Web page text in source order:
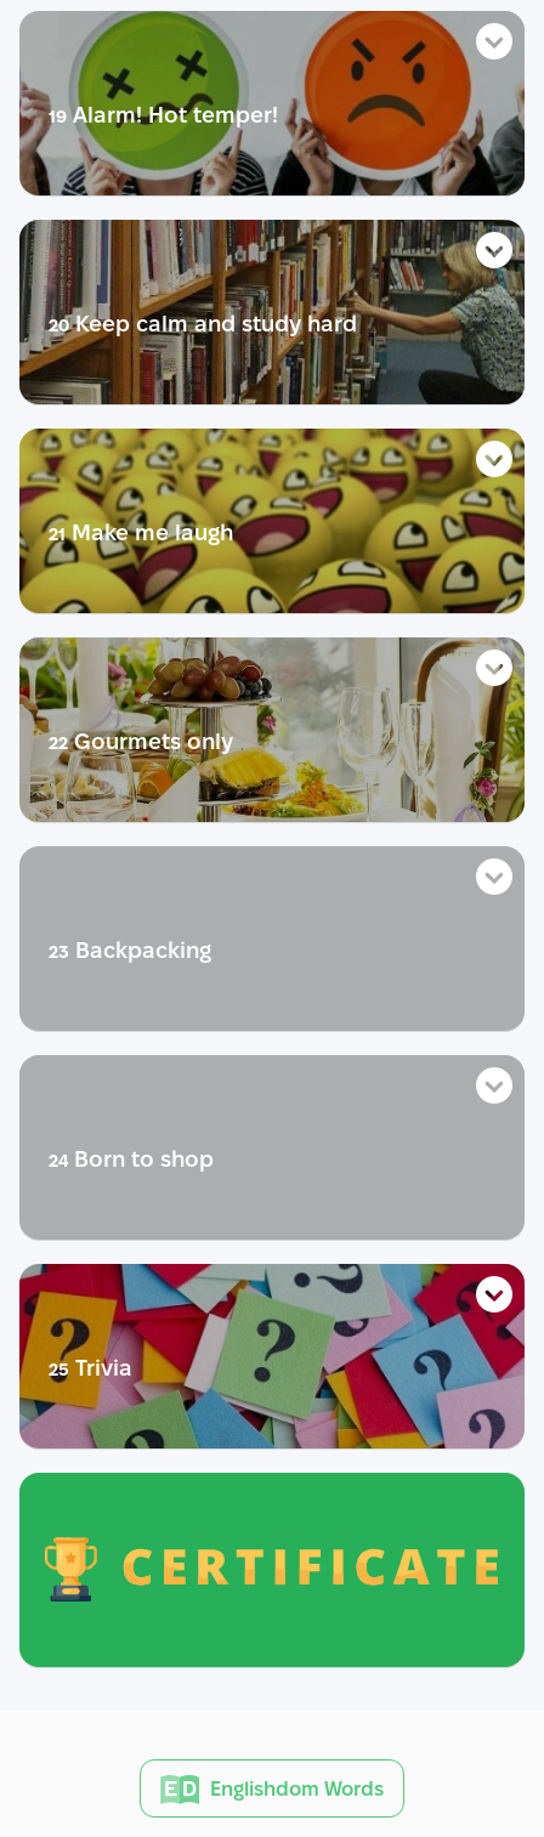
Тест
Розмовник
Діалог
Розмовний урок
Словник
Теорія
Практика
Розмовник
Діалог
Розмовний урок
Тест
19Alarm! Hot temper!
Словник
Теорія
Практика
Розмовник
Діалог
Розмовний урок
Тест
20Keep calm and study hard
Словник
Теорія
Практика
Розмовник
Діалог
Розмовний урок
21Make me laugh
Словник
Теорія
Практика
Діалог
Розмовний урок
22Gourmets only
Розмовний урок
Тест
23 Backpacking
Розмовник
Діалог
Розмовний урок
24 Born to shop
Словник
Теорія
Практика
Діалог
25 Trivia
Теорія
Life story
Діалог
Englishdom Words